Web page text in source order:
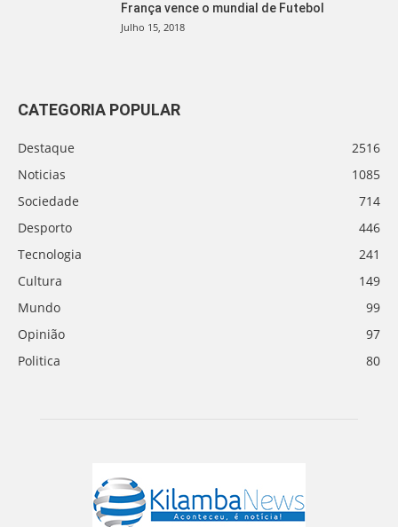
França vence o mundial de Futebol
Julho 15, 2018
CATEGORIA POPULAR
Destaque
2516
Noticias
1085
Sociedade
714
Desporto
446
Tecnologia
241
Cultura
149
Mundo
99
Opinião
97
Politica
80